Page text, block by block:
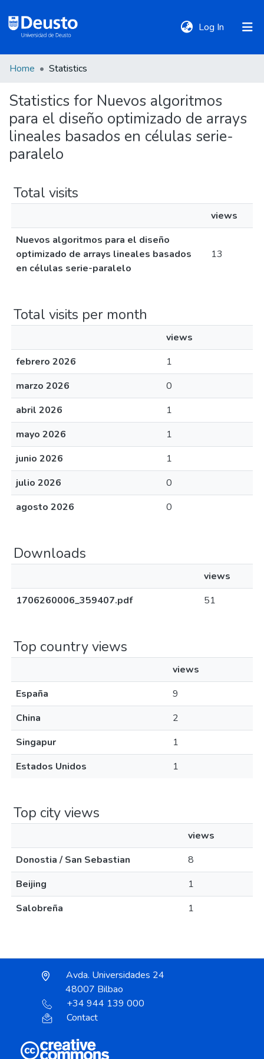
Log In (current)
Communities
&
Collections
Policies
Home Statistics
Statistics for Nuevos algoritmos
para el diseño optimizado de arrays
lineales basados en células serie-
paralelo
Total visits
views
Nuevos algoritmos para el diseño
optimizado de arrays lineales basados
en células serie-paralelo
13
Total visits per month
views
febrero 2026
1
marzo 2026
0
abril 2026
1
mayo 2026
1
junio 2026
1
julio 2026
0
agosto 2026
0
Downloads
views
1706260006_359407.pdf
51
Top country views
views
España
9
China
2
Singapur
1
Estados Unidos
1
Top city views
views
Donostia / San Sebastian
8
Beijing
1
Salobreña
1
Avda. Universidades 24
48007 Bilbao
+34 944 139 000
Contact